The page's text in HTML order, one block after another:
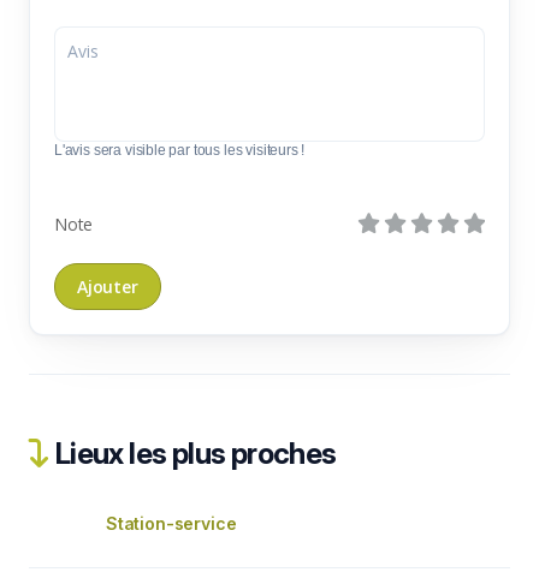
L'avis sera visible par tous les visiteurs !
Note
Lieux les plus proches
Station-service